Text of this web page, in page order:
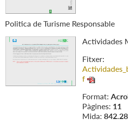
Politica de Turisme Responsable
Actividades
Fitxer:
f
Format:
Pàgines: 11
Mida: 842.28